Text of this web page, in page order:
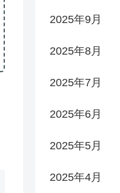
2025年9月
2025年8月
2025年7月
2025年6月
2025年5月
2025年4月